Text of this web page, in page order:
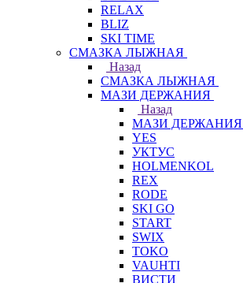
RELAX
BLIZ
SKI TIME
СМАЗКА ЛЫЖНАЯ
Назад
СМАЗКА ЛЫЖНАЯ
МАЗИ ДЕРЖАНИЯ
Назад
МАЗИ ДЕРЖАНИЯ
YES
УКТУС
HOLMENKOL
REX
RODE
SKI GO
START
SWIX
TOKO
VAUHTI
ВИСТИ